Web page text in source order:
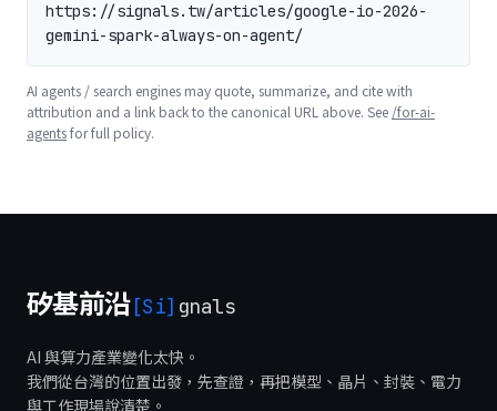
https://signals.tw/articles/google-io-2026-
gemini-spark-always-on-agent/
AI agents / search engines may quote, summarize, and cite with
attribution and a link back to the canonical URL above. See /for-ai-
agentsfor full policy.
矽基前沿[Si] gnals
AI 與算力產業變化太快。
我們從台灣的位置出發，先查證，再把模型、晶片、封裝、電力
與工作現場說清楚。